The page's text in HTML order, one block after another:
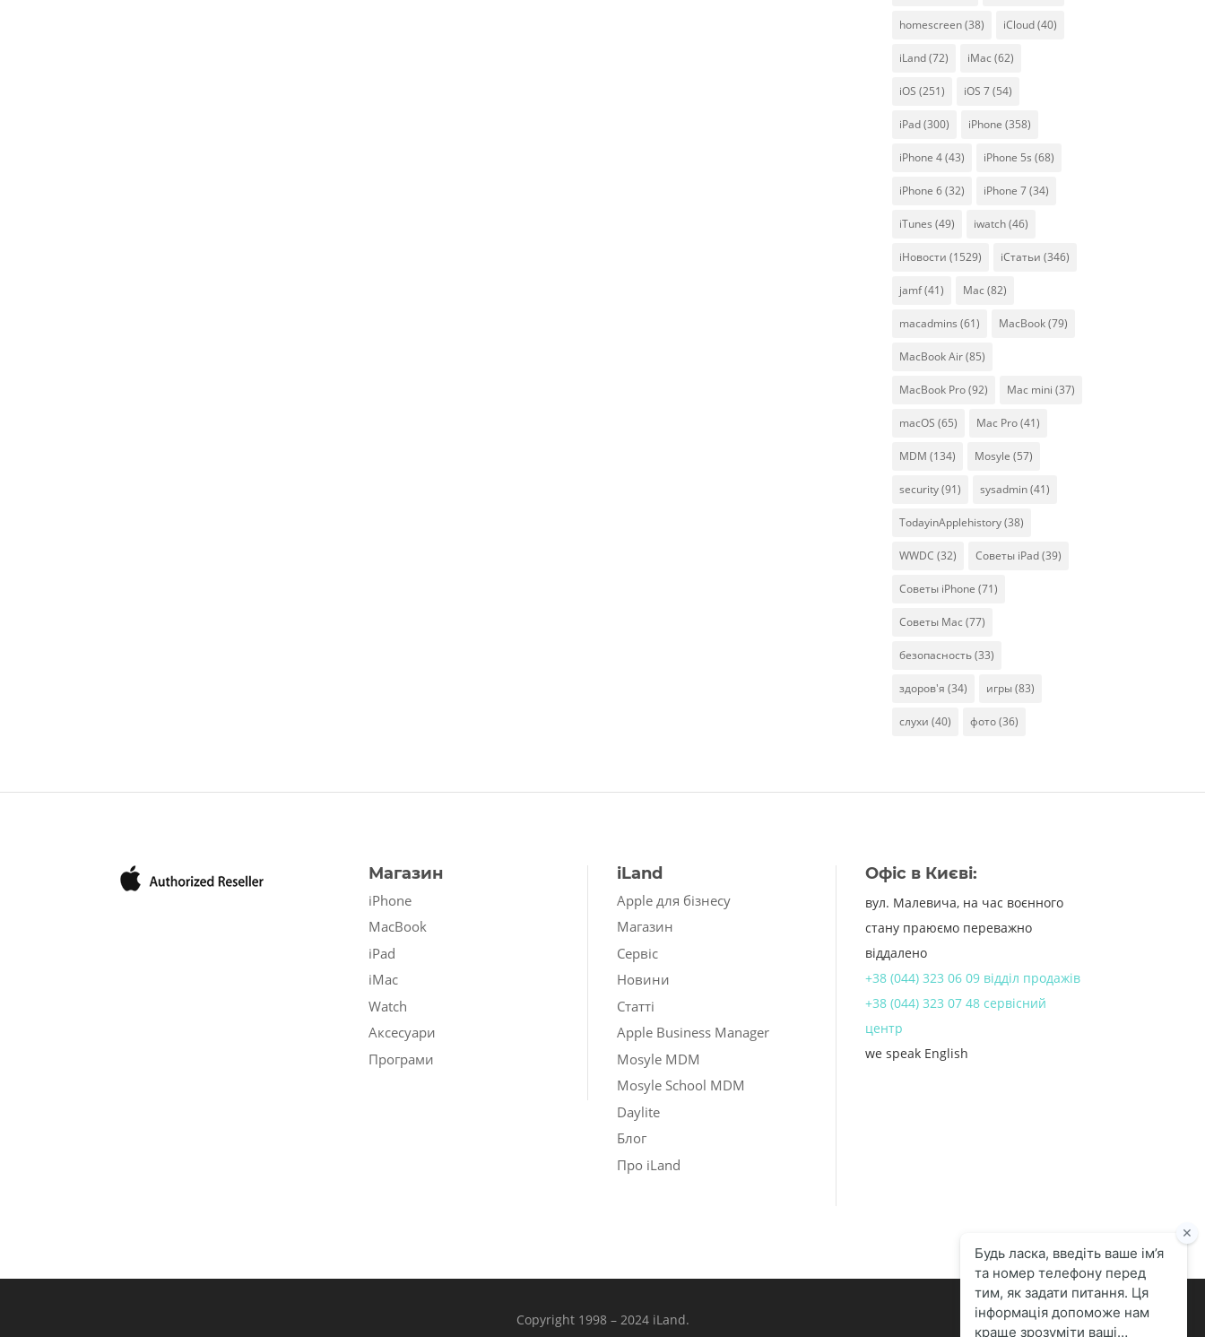
homescreen(38) iCloud(40)
iLand(72) iMac (62)
iOS (251) iOS 7(54)
iPad(300) iPhone (358)
iPhone 4(43) iPhone 5s (68)
iPhone 6(32) iPhone 7(34)
iTunes (49) iwatch(46)
iНовости (1529) iСтатьи (346)
jamf(41) Mac (82)
macadmins (61) MacBook(79)
MacBook Air(85)
MacBook Pro(92) Mac mini (37)
macOS (65) Mac Pro(41)
MDM (134) Mosyle (57)
security(91) sysadmin(41)
TodayinApplehistory(38)
WWDC (32) Советы iPad(39)
Советы iPhone (71)
Советы Mac (77)
безопасность(33)
здоров'я (34) игры(83)
слухи (40) фото(36)
Магазин
iPhone
MacBook
iPad
iMac
Watch
Аксесуари
Програми
iLand
Apple для бізнесу
Магазин
Сервіс
Новини
Статті
Apple Business Manager
Mosyle MDM
Mosyle School MDM
Daylite
Блог
Про iLand
Офіс в Києві:
вул. Малевича, на час воєнного
стану праюємо переважно
віддалено
+38 (044) 323 06 09 відділ продажів
+38 (044) 323 07 48 сервісний
центр
we speak English
Copyright 1998 – 2024 iLand.